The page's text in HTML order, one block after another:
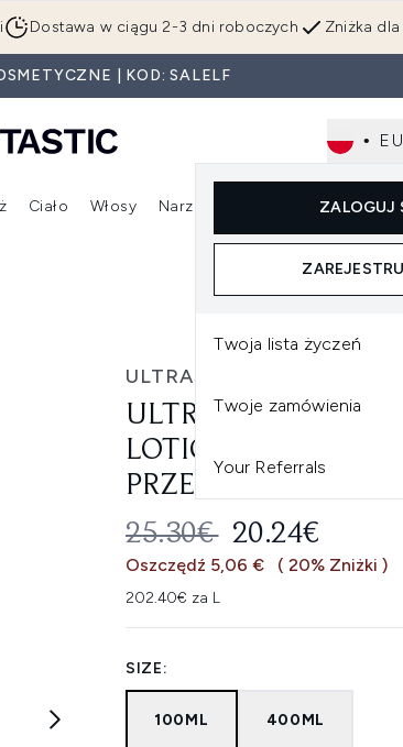
głównej treści
Zniżka
Dostawa w ciągu 2-3 dni roboczych
| KOD: SALELF
•
ZALOGUJ
Twoja lista życzeń
Twoje zamówienia
Your Referrals
do podmenu (Pielęgnacja twarzy)
Wejdź do podmenu (Nowości)Wejdź do podmenu (Makijaż)
Ciało Włosy
Wejdź do podmenu (Włosy)
Narzędzia Dla
ULTRASUN
ULTRASUN SPF 30
LOTION BALSAM
SUGEROWANA
25.30€ AKTUALNA
20.24€
Oszczędź 5,06 € ( 20% Zniżki )
202.40€ za L
SIZE:
100ML 400ML